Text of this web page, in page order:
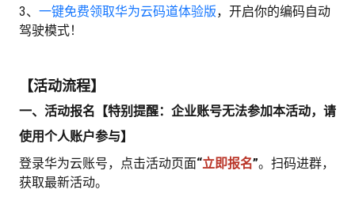
学
路
径
线
程
云
验
的
我
3、 一键免费领取华为云码道体验版，开启你的编码自动
驾驶模式！
【活动流程】
一、活动报名 【特别提醒：企业账号无法参加本活动，请
使用个人账户参与】
登录华为云账号，点击活动页面“立即报名”。扫码进群，
获取最新活动。